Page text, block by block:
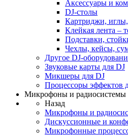
Аксессуары и
DJ-столы
Картриджи,
Клейкая лента –
Подставки,
Чехлы, кейсы,
Другое DJ-
Звуковые карты для DJ
Микшеры для DJ
Процессоры эффектов
Микрофоны и радиосистемы
Назад
Микрофоны и
Дискуссионные и
Микрофонные